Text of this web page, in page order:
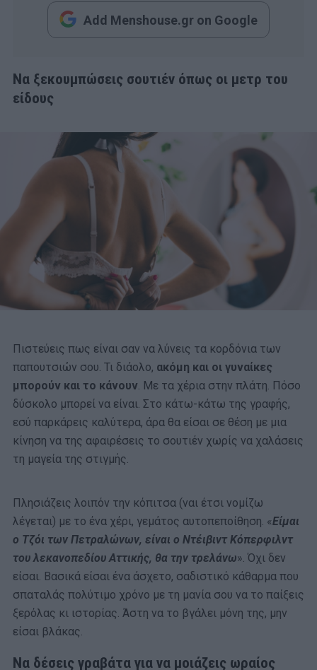
Add Menshouse.gr on Google
Να ξεκουμπώσεις σουτιέν όπως οι μετρ του
είδους
Πιστεύεις πως είναι σαν να λύνεις τα κορδόνια των
παπουτσιών σου. Τι διάολο, ακόμη και οι γυναίκες
μπορούν και το κάνουν. Με τα χέρια στην πλάτη. Πόσο
δύσκολο μπορεί να είναι. Στο κάτω-κάτω της γραφής,
εσύ παρκάρεις καλύτερα, άρα θα είσαι σε θέση με μια
κίνηση να της αφαιρέσεις το σουτιέν χωρίς να χαλάσεις
τη μαγεία της στιγμής.
Πλησιάζεις λοιπόν την κόπιτσα (ναι έτσι νομίζω
λέγεται) με το ένα χέρι, γεμάτος αυτοπεποίθηση. «Είμαι
ο Τζόι των Πετραλώνων, είναι ο Ντέιβιντ Κόπερφιλντ
του λεκανοπεδίου Αττικής, θα την τρελάνω». Όχι δεν
είσαι. Βασικά είσαι ένα άσχετο, σαδιστικό κάθαρμα που
σπαταλάς πολύτιμο χρόνο με τη μανία σου να το παίξεις
ξερόλας κι ιστορίας. Άστη να το βγάλει μόνη της, μην
είσαι βλάκας.
Να δέσεις γραβάτα για να μοιάζεις ωραίος